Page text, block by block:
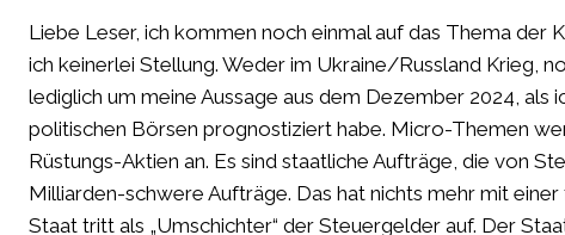
Liebe Leser, ich kommen noch einmal auf das Thema der
ich keinerlei Stellung. Weder im Ukraine/Russland Krieg,
lediglich um meine Aussage aus dem Dezember 2024, als
politischen Börsen prognostiziert habe. Micro-Themen
Rüstungs-Aktien an. Es sind staatliche Aufträge, die von
Milliarden-schwere Aufträge. Das hat nichts mehr mit
Staat tritt als „Umschichter“ der Steuergelder auf. Der